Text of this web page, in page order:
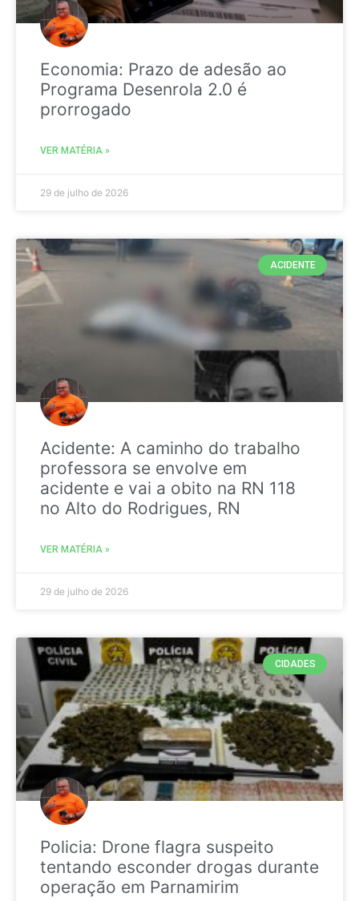
Economia: Prazo de adesão ao
Programa Desenrola 2.0 é
prorrogado
VER MATÉRIA »
29 de julho de 2026
ACIDENTE
Acidente: A caminho do trabalho
professora se envolve em
acidente e vai a obito na RN 118
no Alto do Rodrigues, RN
VER MATÉRIA »
29 de julho de 2026
CIDADES
Policia: Drone flagra suspeito
tentando esconder drogas durante
operação em Parnamirim